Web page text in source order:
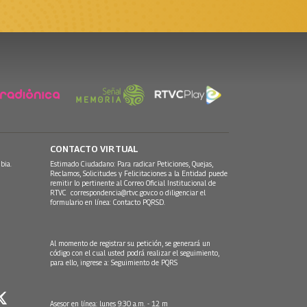
CONTACTO VIRTUAL
Estimado Ciudadano: Para radicar Peticiones, Quejas,
Reclamos, Solicitudes y Felicitaciones a la Entidad puede
remitir lo pertinente al Correo Oficial Institucional de
RTVC correspondencia@rtvc.gov.co o diligenciar el
formulario en línea: Contacto PQRSD.
Al momento de registrar su petición, se generará un
código con el cual usted podrá realizar el seguimiento,
para ello, ingrese a: Seguimiento de PQRS
Asesor en línea: lunes 9:30 a.m. - 12 m